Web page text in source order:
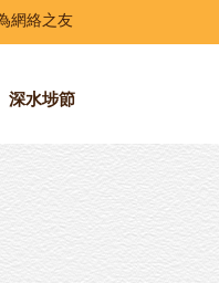
網絡之友
深水埗節